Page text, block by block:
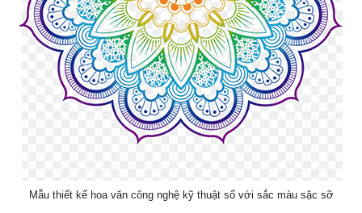
Mẫu thiết kế hoa văn công nghệ kỹ thuật số với sắc màu sặc sỡ